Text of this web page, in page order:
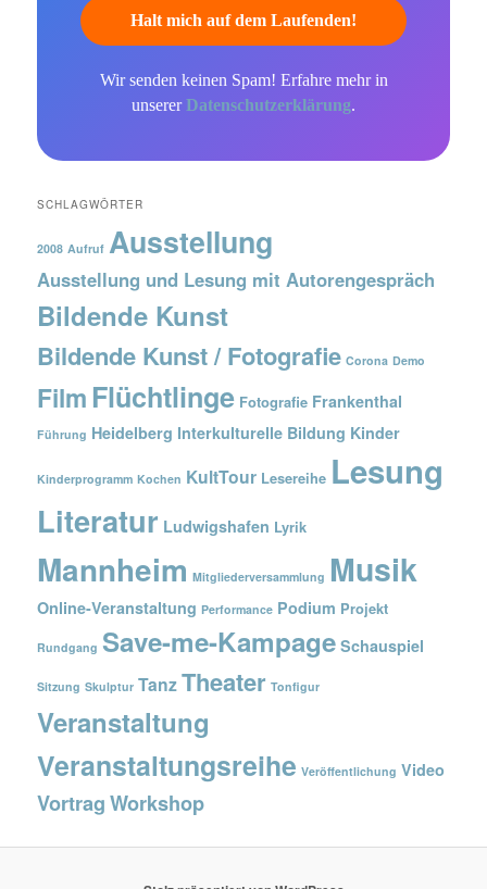
Wir senden keinen Spam! Erfahre mehr in
unsererDatenschutzerklärung.
SCHLAGWÖRTER
2008 Aufruf Ausstellung
Ausstellung und Lesung mit Autorengespräch
Bildende Kunst
Bildende Kunst / Fotografie Corona Demo
Film Flüchtlinge Fotografie Frankenthal
Führung Heidelberg Interkulturelle Bildung Kinder
Kinderprogramm Kochen KultTour Lesereihe Lesung
Literatur Ludwigshafen Lyrik
Mannheim Mitgliederversammlung Musik
Online-Veranstaltung Performance Podium Projekt
Rundgang Save-me-Kampage Schauspiel
Sitzung Skulptur TanzTheater Tonfigur
Veranstaltung
Veranstaltungsreihe Veröffentlichung Video
VortragWorkshop